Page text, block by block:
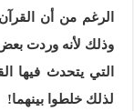
الرغم من أن
وذلك لأنه وردت
التي يتحدث فيها
لذلك خلطوا بينهما!